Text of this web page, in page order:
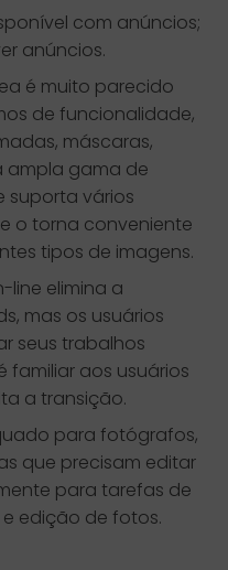
com anúncios;
anúncios.
é muito parecido
de funcionalidade,
máscaras,
ampla gama de
suporta vários
o torna conveniente
tipos de imagens.
line elimina a
mas os usuários
seus trabalhos
familiar aos usuários
a transição.
para fotógrafos,
que precisam editar
para tarefas de
edição de fotos.